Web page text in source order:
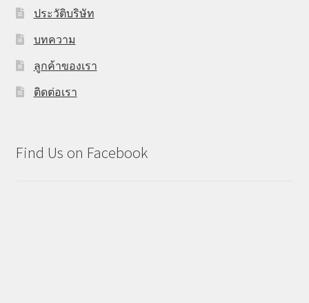
ประวัติบริษัท
บทความ
ลูกค้าของเรา
ติดต่อเรา
Find Us on Facebook